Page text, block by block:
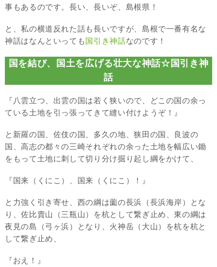
事もあるのです。長い、長いぞ、島根県！
と、私の横道反れた話も長いですが、島根で一番有名な
神話はなんといっても国引き神話なのです！
国を結び、国土を広げる壮大な神話☆国引き神
話
『八雲立つ、出雲の国は若く狭いので、どこの国の余っ
ている土地を引っ張ってきて縫い付けようぞ！』
と新羅の国、佐伎の国、多久の地、狭田の国、良波の
国、高志の都々の三崎それぞれの余った土地を幅広い鋤
をもって土地に刺して切り分け掘り起し綱をかけて、
『国来（くにこ）、国来（くにこ）！』
と力強く引き寄せ、西の綱は薗の長浜（長浜海岸）とな
り、佐比賣山（三瓶山）を杭として繋ぎ止め、東の綱は
夜見の島（弓ヶ浜）となり、火神岳（大山）を杭を杭と
して繋ぎ止め、
『おえ！』